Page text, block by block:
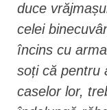
duce
celei
încins cu
soți că pentru
caselor lor,